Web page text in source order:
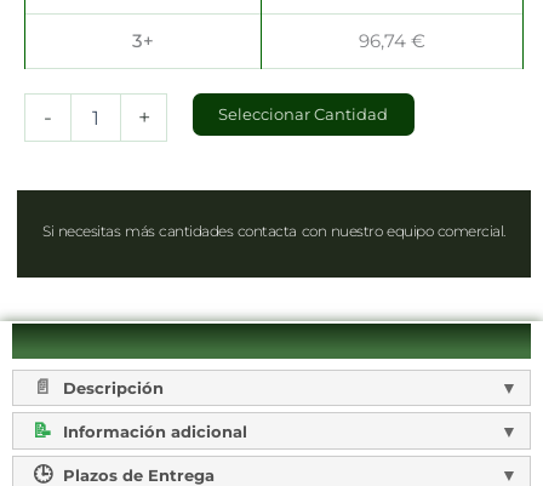
3+ 96,74€
- + Seleccionar Cantidad
Si necesitas más cantidades contacta con nuestro equipo comercial.
Descripción
Información adicional
Plazos de Entrega